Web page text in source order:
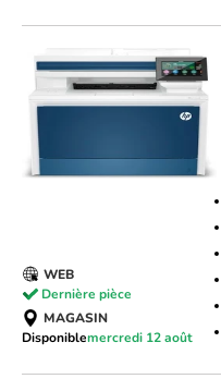
WEB
Dernière pièce
MAGASIN
Disponiblemercredi 12 août